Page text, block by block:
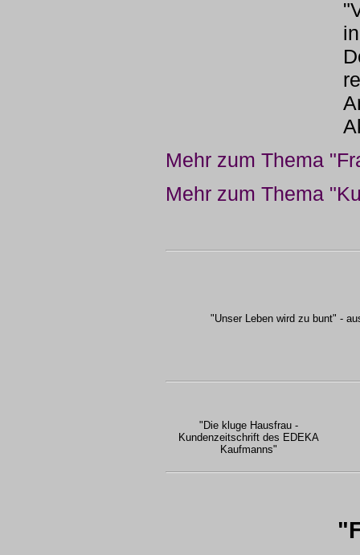
Mehr zum Thema
Mehr zum Thema
"Unser Leben wird zu bunt" -
"Die kluge Hausfrau -
Kundenzeitschrift des EDEKA
Kaufmanns"